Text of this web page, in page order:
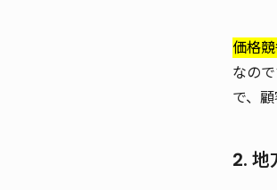
価格
なの
で、
2. 地